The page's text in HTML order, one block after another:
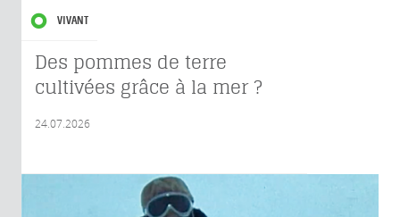
VIVANT
Des pommes de terre
cultivées grâce à la mer ?
24.07.2026